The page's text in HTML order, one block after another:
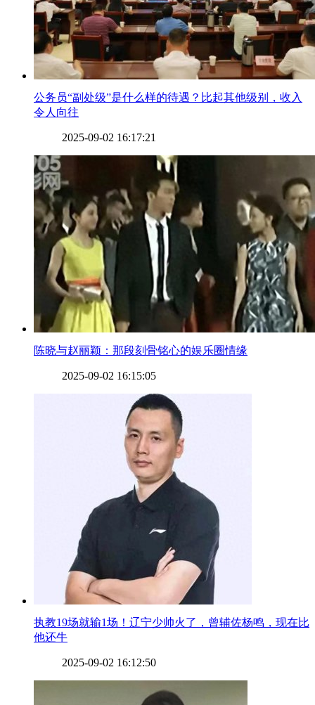
​公务员“副处级”是什么样的待遇？比起其他级别，收入
令人向往
2025-09-02 16:17:21
​陈晓与赵丽颖：那段刻骨铭心的娱乐圈情缘
2025-09-02 16:15:05
​执教19场就输1场！辽宁少帅火了，曾辅佐杨鸣，现在比
他还牛
2025-09-02 16:12:50